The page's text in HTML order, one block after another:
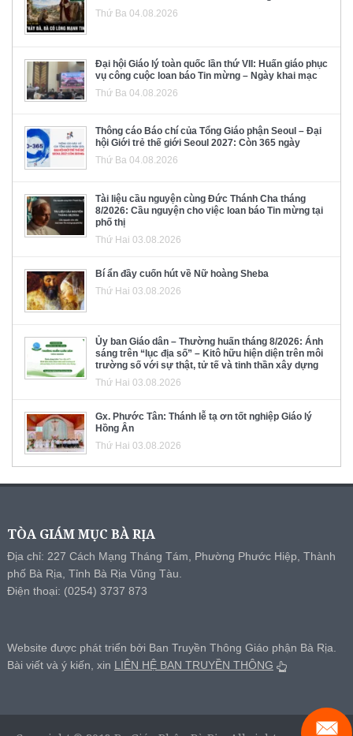
Thứ Ba 04.08.2026
Đại hội Giáo lý toàn quốc lần thứ VII: Huấn giáo phục
vụ công cuộc loan báo Tin mừng – Ngày khai mạc
Thứ Ba 04.08.2026
Thông cáo Báo chí của Tổng Giáo phận Seoul – Đại
hội Giới trẻ thế giới Seoul 2027: Còn 365 ngày
Thứ Ba 04.08.2026
Tài liệu cầu nguyện cùng Đức Thánh Cha tháng
8/2026: Cầu nguyện cho việc loan báo Tin mừng tại
phố thị
Thứ Hai 03.08.2026
Bí ẩn đầy cuốn hút về Nữ hoàng Sheba
Thứ Hai 03.08.2026
Ủy ban Giáo dân – Thường huấn tháng 8/2026: Ánh
sáng trên “lục địa số” – Kitô hữu hiện diện trên môi
trường số với sự thật, tử tế và tinh thần xây dựng
Thứ Hai 03.08.2026
Gx. Phước Tân: Thánh lễ tạ ơn tốt nghiệp Giáo lý
Hồng Ân
Thứ Hai 03.08.2026
TÒA GIÁM MỤC BÀ RỊA
Địa chỉ: 227 Cách Mạng Tháng Tám, Phường Phước Hiệp, Thành
phố Bà Rịa, Tỉnh Bà Rịa Vũng Tàu.
Điện thoại: (0254) 3737 873
Website được phát triển bởi Ban Truyền Thông Giáo phận Bà Rịa.
Bài viết và ý kiến, xin LIÊN HỆ BAN TRUYỀN THÔNG